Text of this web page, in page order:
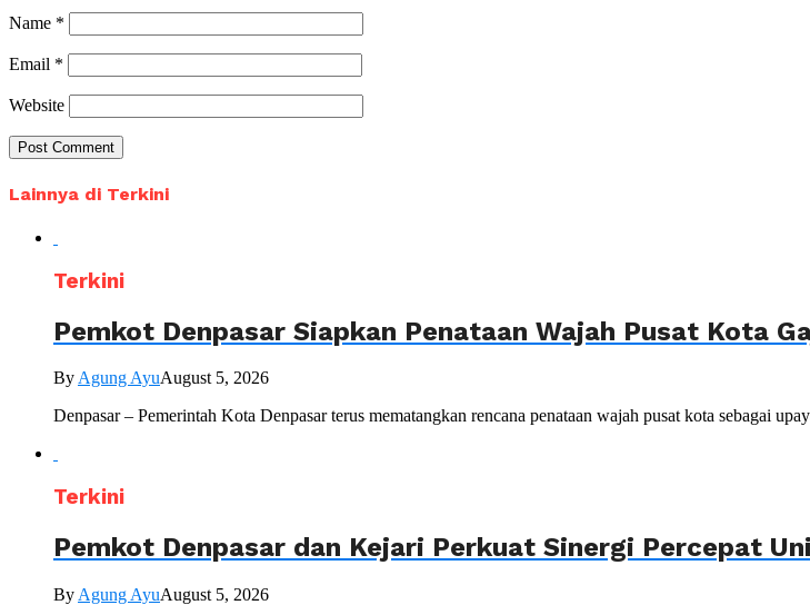
Name *
Email *
Website
Lainnya di Terkini
Terkini
Pemkot Denpasar Siapkan Penataan Wajah Pusat Kota
ByAgung AyuAugust 5, 2026
Denpasar – Pemerintah Kota Denpasar terus mematangkan rencana penataan wajah pusat kota sebagai
Terkini
Pemkot Denpasar dan Kejari Perkuat Sinergi Percepat
By Agung AyuAugust 5, 2026